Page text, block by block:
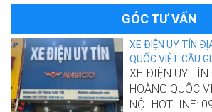
GÓC TƯ VẤN
XE ĐIỆN UY TÍN
QUỐC VIỆT CẦU
XE ĐIỆN UY
HOÀNG QUỐC
NỘI HOTLINE: